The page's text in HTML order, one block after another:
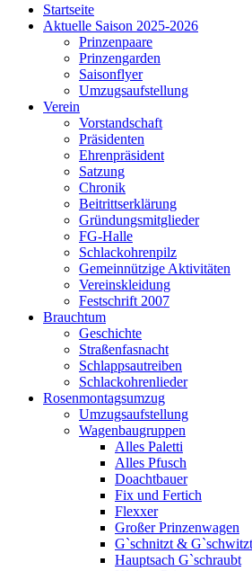
Startseite
Aktuelle Saison 2025-2026
Prinzenpaare
Prinzengarden
Saisonflyer
Umzugsaufstellung
Verein
Vorstandschaft
Präsidenten
Ehrenpräsident
Satzung
Chronik
Beitrittserklärung
Gründungsmitglieder
FG-Halle
Schlackohrenpilz
Gemeinnützige Aktivitäten
Vereinskleidung
Festschrift 2007
Brauchtum
Geschichte
Straßenfasnacht
Schlappsautreiben
Schlackohrenlieder
Rosenmontagsumzug
Umzugsaufstellung
Wagenbaugruppen
Alles Paletti
Alles Pfusch
Doachtbauer
Fix und Fertich
Flexxer
Großer Prinzenwagen
Gˋschnitzt & Gˋschwitzt
Hauptsach G`schraubt